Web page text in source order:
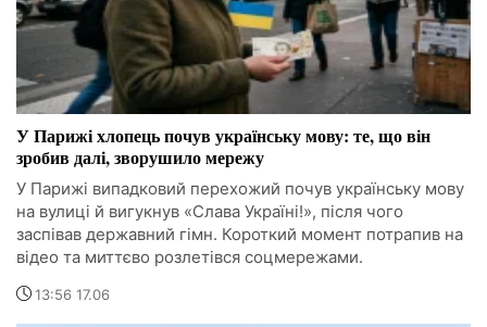
У Парижі хлопець почув українську мову: те, що він
зробив далі, зворушило мережу
У Парижі випадковий перехожий почув українську мову
на вулиці й вигукнув «Слава Україні!», після чого
заспівав державний гімн. Короткий момент потрапив на
відео та миттєво розлетівся соцмережами.
13:56 17.06